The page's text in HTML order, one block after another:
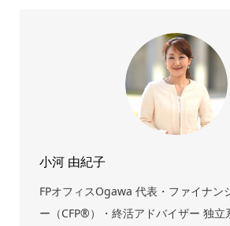
小河 由紀子
FPオフィスOgawa 代表・ファイナン
ー（CFP®）・終活アドバイザー 独立